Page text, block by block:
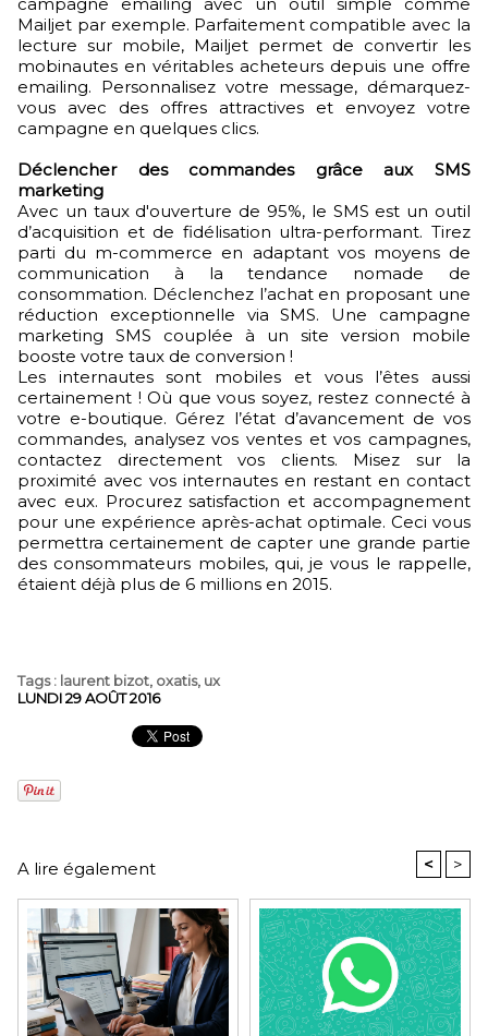
Mailjet par exemple. Parfaitement compatible avec la
lecture sur mobile, Mailjet permet de convertir les
mobinautes en véritables acheteurs depuis une offre
emailing. Personnalisez votre message, démarquez-
vous avec des offres attractives et envoyez votre
campagne en quelques clics.
Déclencher des commandes grâce aux SMS
marketing
Avec un taux d'ouverture de 95%, le SMS est un outil
d’acquisition et de fidélisation ultra-performant. Tirez
parti du m-commerce en adaptant vos moyens de
communication à la tendance nomade de
consommation. Déclenchez l’achat en proposant une
réduction exceptionnelle via SMS. Une campagne
marketing SMS couplée à un site version mobile
booste votre taux de conversion !
Les internautes sont mobiles et vous l’êtes aussi
certainement ! Où que vous soyez, restez connecté à
votre e-boutique. Gérez l’état d’avancement de vos
commandes, analysez vos ventes et vos campagnes,
contactez directement vos clients. Misez sur la
proximité avec vos internautes en restant en contact
avec eux. Procurez satisfaction et accompagnement
pour une expérience après-achat optimale. Ceci vous
permettra certainement de capter une grande partie
des consommateurs mobiles, qui, je vous le rappelle,
étaient déjà plus de 6 millions en 2015.
Tags: laurent bizot, oxatis, ux
LUNDI 29 AOÛT 2016
A lire également < >